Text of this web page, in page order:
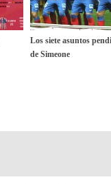
Los siete asuntos
de Simeone